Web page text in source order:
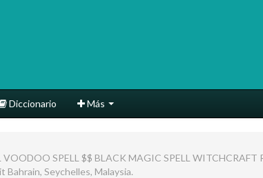
Diccionario Más
SPELL $$ BLACK MAGIC SPELL
Seychelles, Malaysia.